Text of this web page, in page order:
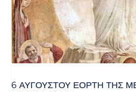
6 ΑΥΓΟΥΣΤΟΥ ΕΟΡΤΗ ΤΗΣ